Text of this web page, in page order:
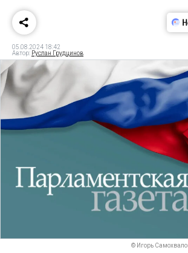
05.08.2024 18:42
Автор: Руслан Грудцинов
© Игорь